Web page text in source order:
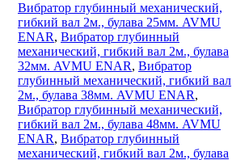
Вибратор глубинный механический,
гибкий вал 2м., булава 25мм. AVMU
ENAR, Вибратор глубинный
механический, гибкий вал 2м., булава
32мм. AVMU ENAR, Вибратор
глубинный механический, гибкий вал
2м., булава 38мм. AVMU ENAR,
Вибратор глубинный механический,
гибкий вал 2м., булава 48мм. AVMU
ENAR, Вибратор глубинный
механический, гибкий вал 2м., булава